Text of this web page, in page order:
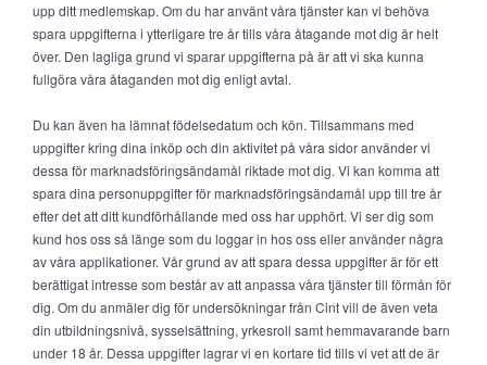
upp ditt medlemskap. Om du har använt våra tjänster kan vi behöva
spara uppgifterna i ytterligare tre år tills våra åtagande mot dig är helt
över. Den lagliga grund vi sparar uppgifterna på är att vi ska kunna
fullgöra våra åtaganden mot dig enligt avtal.
Du kan även ha lämnat födelsedatum och kön. Tillsammans med
uppgifter kring dina inköp och din aktivitet på våra sidor använder vi
dessa för marknadsföringsändamål riktade mot dig. Vi kan komma att
spara dina personuppgifter för marknadsföringsändamål upp till tre år
efter det att ditt kundförhållande med oss har upphört. Vi ser dig som
kund hos oss så länge som du loggar in hos oss eller använder några
av våra applikationer. Vår grund av att spara dessa uppgifter är för ett
berättigat intresse som består av att anpassa våra tjänster till förmån för
dig. Om du anmäler dig för undersökningar från Cint vill de även veta
din utbildningsnivå, sysselsättning, yrkesroll samt hemmavarande barn
under 18 år. Dessa uppgifter lagrar vi en kortare tid tills vi vet att de är